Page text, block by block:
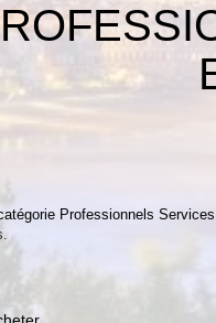
Professionnels